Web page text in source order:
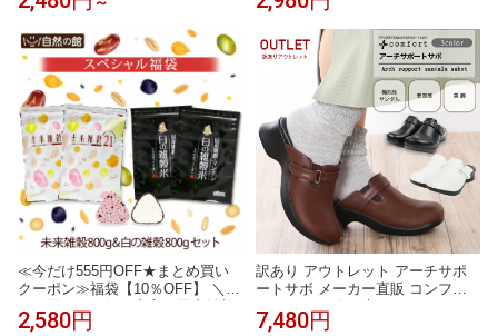
分 フードロス 訳あり 訳アリ バナ
ス トロピカルフルーツ スミフル
甘熟王 送料無料
い 大量 冷凍惣菜 業務用 お惣菜 お
ジ 温めるだけ 冷凍 朝食 弁当 おか
ず レンチン 訳あり レンジでチン
冷凍おかずセット 福袋 食品 鳥益
≪今だけ555円OFF★まとめ買い
クーポン≫福袋【10％OFF】 ＼ま
とめ買いでお得／安心の国産雑穀
福袋 選べる未来雑穀21 800g(400g
2,580円
訳あり アウトレット アーチサポ
ートサボ メーカー直販 コンフォ
ートシューズ 厚底 レディース サ
ボサンダル 疲れない 疲れにくい
7,480円